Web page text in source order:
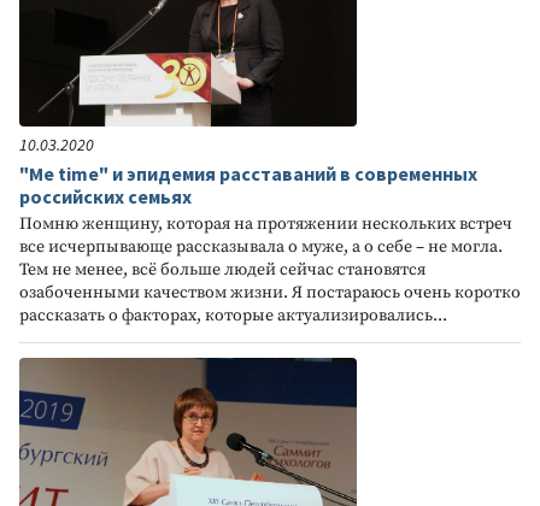
10.03.2020
"Me time" и эпидемия расставаний в современных
российских семьях
Помню женщину, которая на протяжении нескольких встреч
все исчерпывающе рассказывала о муже, а о себе – не могла.
Тем не менее, всё больше людей сейчас становятся
озабоченными качеством жизни. Я постараюсь очень коротко
рассказать о факторах, которые актуализировались...